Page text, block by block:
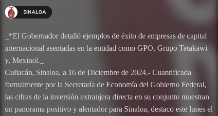
SINALOA
_*El Gobernador detalló ejemplos de éxito de empresas de capital
internacional asentadas en la entidad como GPO, Grupo Tetakawi
y, Mexinol._
Culiacán, Sinaloa, a 16 de Diciembre de 2024.- Cuantificada
formalmente por la Secretaría de Economía del Gobierno Federal,
las cifras de la inversión extranjera directa en su conjunto muestran
un panorama positivo y alentador para Sinaloa, destacó este lunes el